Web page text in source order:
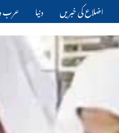
اضلاع کی خبریں دنیا عرب